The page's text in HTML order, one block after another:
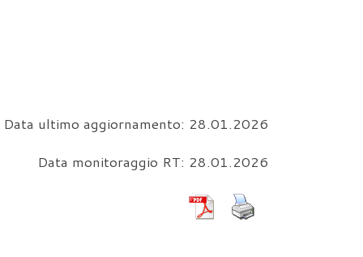
Data ultimo aggiornamento: 28.01.2026
Data monitoraggio RT: 28.01.2026